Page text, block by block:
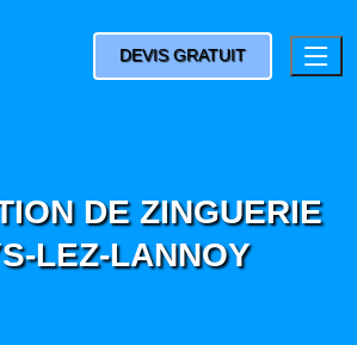
DEVIS GRATUIT
DE ZINGUERIE
LEZ-LANNOY